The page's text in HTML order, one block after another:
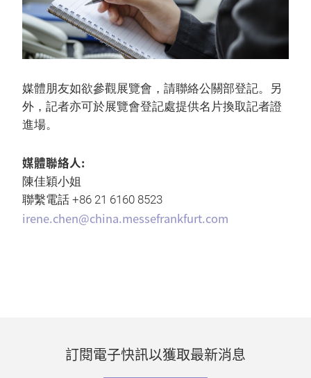
媒體朋友如欲參觀展覽會，請聯絡公關部登記。另
外，記者亦可於展覽會登記處提供名片換取記者證
進場。
媒體聯絡人:
陳佳穎小姐
聯繫電話 +86 21 6160 8523
irene.chen@china.messefrankfurt.com
訂閱電子快訊以獲取最新消息